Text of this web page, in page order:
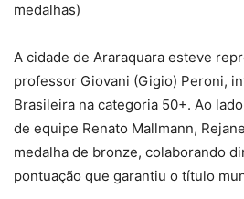
medalhas)
A cidade de Araraquara esteve
professor Giovani (Gigio) Peroni,
Brasileira na categoria 50+. Ao
de equipe Renato Mallmann,
medalha de bronze, colaborando
pontuação que garantiu o título